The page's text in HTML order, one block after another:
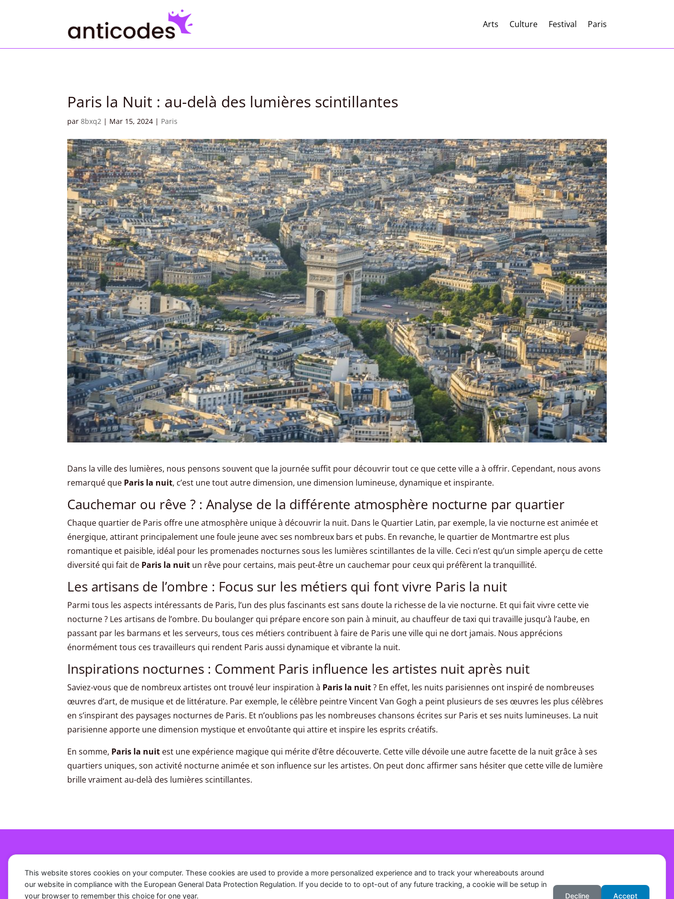
Arts Culture Festival Paris
Paris la Nuit : au-delà des lumières scintillantes
par8bxq2 | Mar 15, 2024 | Paris
Dans la ville des lumières, nous pensons souvent que la journée suffit pour découvrir tout ce que cette ville a à offrir. Cependant, nous avons
remarqué que Paris la nuit, c’est une tout autre dimension, une dimension lumineuse, dynamique et inspirante.
Cauchemar ou rêve ? : Analyse de la différente atmosphère nocturne par quartier
Chaque quartier de Paris offre une atmosphère unique à découvrir la nuit. Dans le Quartier Latin, par exemple, la vie nocturne est animée et
énergique, attirant principalement une foule jeune avec ses nombreux bars et pubs. En revanche, le quartier de Montmartre est plus
romantique et paisible, idéal pour les promenades nocturnes sous les lumières scintillantes de la ville. Ceci n’est qu’un simple aperçu de cette
diversité qui fait de Paris la nuit un rêve pour certains, mais peut-être un cauchemar pour ceux qui préfèrent la tranquillité.
Les artisans de l’ombre : Focus sur les métiers qui font vivre Paris la nuit
Parmi tous les aspects intéressants de Paris, l’un des plus fascinants est sans doute la richesse de la vie nocturne. Et qui fait vivre cette vie
nocturne ? Les artisans de l’ombre. Du boulanger qui prépare encore son pain à minuit, au chauffeur de taxi qui travaille jusqu’à l’aube, en
passant par les barmans et les serveurs, tous ces métiers contribuent à faire de Paris une ville qui ne dort jamais. Nous apprécions
énormément tous ces travailleurs qui rendent Paris aussi dynamique et vibrante la nuit.
Inspirations nocturnes : Comment Paris influence les artistes nuit après nuit
Saviez-vous que de nombreux artistes ont trouvé leur inspiration à Paris la nuit? En effet, les nuits parisiennes ont inspiré de nombreuses
œuvres d’art, de musique et de littérature. Par exemple, le célèbre peintre Vincent Van Gogh a peint plusieurs de ses œuvres les plus célèbres
en s’inspirant des paysages nocturnes de Paris. Et n’oublions pas les nombreuses chansons écrites sur Paris et ses nuits lumineuses. La nuit
parisienne apporte une dimension mystique et envoûtante qui attire et inspire les esprits créatifs.
En somme, Paris la nuit est une expérience magique qui mérite d’être découverte. Cette ville dévoile une autre facette de la nuit grâce à ses
quartiers uniques, son activité nocturne animée et son influence sur les artistes. On peut donc affirmer sans hésiter que cette ville de lumière
brille vraiment au-delà des lumières scintillantes.
Accueil
Paris
This website stores cookies on your computer. These cookies are used to provide a more personalized experience and to track your whereabouts around
our website in compliance with the European General Data Protection Regulation. If you decide to to opt-out of any future tracking, a cookie will be setup in
your browser to remember this choice for one year.
Decline Accept